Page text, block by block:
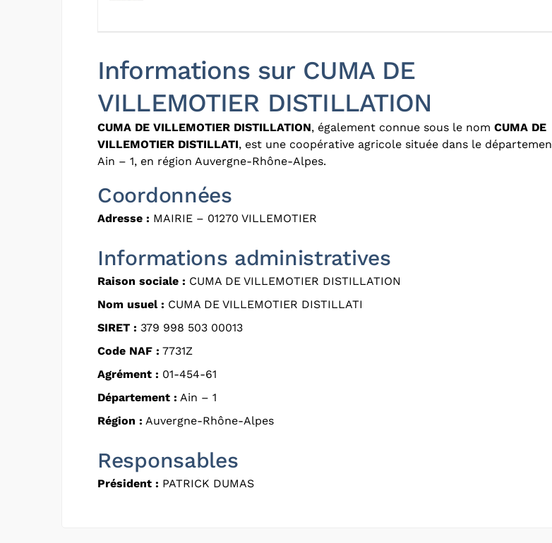
Informations sur CUMA DE
VILLEMOTIER DISTILLATION
CUMA DE VILLEMOTIER DISTILLATION, également connue sous le nom CUMA DE
VILLEMOTIER DISTILLATI, est une coopérative agricole située dans le
Ain – 1, en région Auvergne-Rhône-Alpes.
Coordonnées
Adresse : MAIRIE – 01270 VILLEMOTIER
Informations administratives
Raison sociale : CUMA DE VILLEMOTIER DISTILLATION
Nom usuel : CUMA DE VILLEMOTIER DISTILLATI
SIRET : 379 998 503 00013
Code NAF : 7731Z
Agrément : 01-454-61
Département : Ain – 1
Région : Auvergne-Rhône-Alpes
Responsables
Président : PATRICK DUMAS